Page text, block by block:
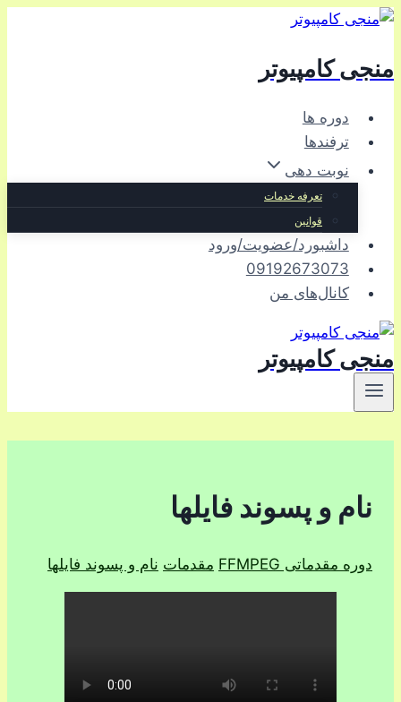
بازگشت
محتوا
منجی کامپیوتر
دوره ها
ترفندها
نوبت دهی
تعرفه خدمات
قوانین
داشبورد/عضویت/ورود
09192673073
کانال‌های من
منجی کامپیوتر
نام و پسوند فایلها
دوره مقدماتی FFMPEG مقدمات نام و پسوند فایلها